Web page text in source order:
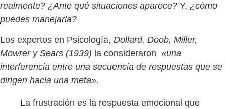
realmente? ¿Ante qué situaciones aparece? Y, ¿cómo
puedes manejarla?
Los expertos en Psicología, Dollard, Doob, Miller,
Mowrer y Sears (1939) la consideraron «una
interferencia entre una secuencia de respuestas que se
dirigen hacia una meta».
La frustración es la respuesta emocional que